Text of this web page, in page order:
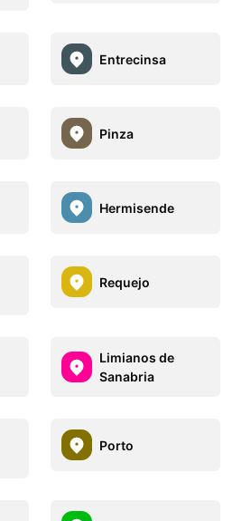
Entrecinsa
Pinza
Hermisende
Requejo
Limianos de
Sanabria
Porto